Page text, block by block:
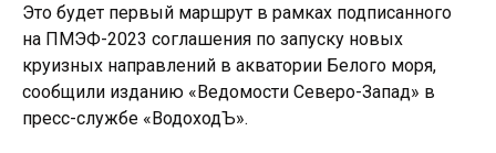
Это будет первый маршрут в рамках подписанного
на ПМЭФ-2023 соглашения по запуску новых
круизных направлений в акватории Белого моря,
сообщили изданию «Ведомости Северо-Запад» в
пресс-службе «ВодоходЪ».